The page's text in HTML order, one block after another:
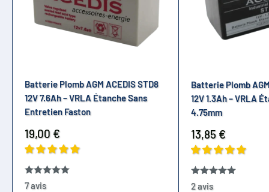
Batterie Plomb AGM ACEDIS STD8
12V 7.6Ah – VRLA Étanche Sans
Entretien Faston
Prix
réduit
19,00 €
7 avis
Batterie Plomb
12V 1.3Ah – VRLA
4.75mm
Prix
réduit
13,85 €
2 avis